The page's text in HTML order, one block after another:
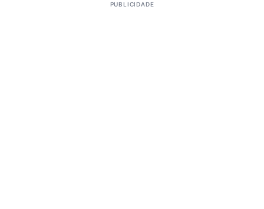
PUBLICIDADE